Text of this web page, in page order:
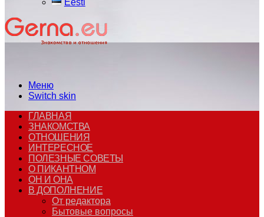
Eesti
Меню
Switch skin
ГЛАВНАЯ
ЗНАКОМСТВА
ОТНОШЕНИЯ
ИНТЕРЕСНОЕ
ПОЛЕЗНЫЕ СОВЕТЫ
О ПИКАНТНОМ
ОН И ОНА
В ДОПОЛНЕНИЕ
От редактора
Бытовые вопросы